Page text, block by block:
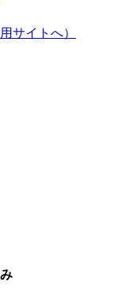
サイトへ）